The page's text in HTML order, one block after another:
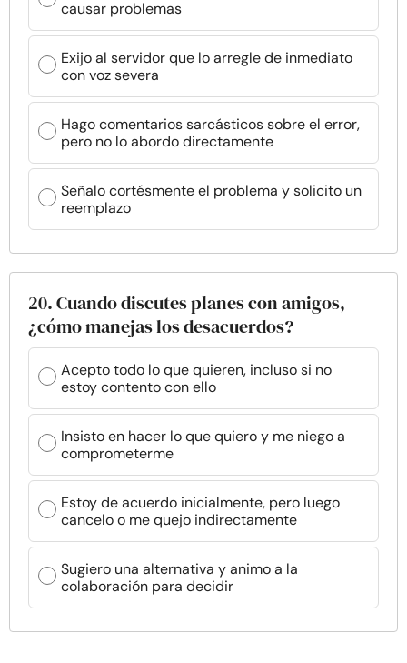
causar problemas
Exijo al servidor que lo arregle de inmediato
con voz severa
Hago comentarios sarcásticos sobre el error,
pero no lo abordo directamente
Señalo cortésmente el problema y solicito un
reemplazo
20. Cuando discutes planes con amigos,
¿cómo manejas los desacuerdos?
Acepto todo lo que quieren, incluso si no
estoy contento con ello
Insisto en hacer lo que quiero y me niego a
comprometerme
Estoy de acuerdo inicialmente, pero luego
cancelo o me quejo indirectamente
Sugiero una alternativa y animo a la
colaboración para decidir